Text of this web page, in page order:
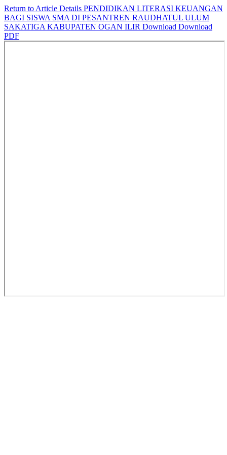
Return to Article Details PENDIDIKAN LITERASI KEUANGAN
BAGI SISWA SMA DI PESANTREN RAUDHATUL ULUM
SAKATIGA KABUPATEN OGAN ILIR Download Download
PDF